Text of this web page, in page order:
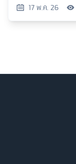
17 พ.ค. 26